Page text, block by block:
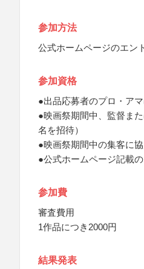
参加方法
公式ホームページのエン
参加資格
●出品応募者のプロ・ア
●映画祭期間中、監督ま
名を招待）
●映画祭期間中の集客に
●公式ホームページ記載
参加費
審査費用
1作品につき2000円
結果発表